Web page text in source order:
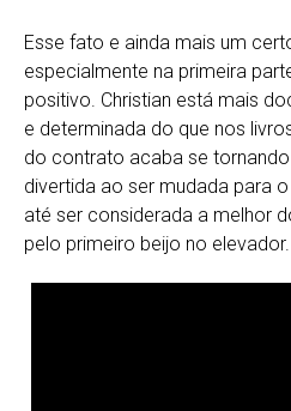
Esse fato e ainda mais um
especialmente na primeira
positivo. Christian está mais
e determinada do que nos
do contrato acaba se
divertida ao ser mudada para
até ser considerada a melhor
pelo primeiro beijo no